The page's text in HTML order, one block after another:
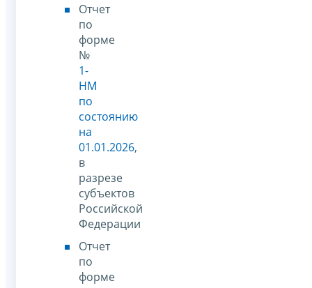
Отчет
по
форме
№
1-
НМ
по
состоянию
на
01.01.2026,
в
разрезе
субъектов
Российской
Федерации
Отчет
по
форме